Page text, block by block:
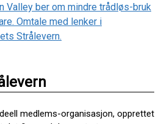
Valley ber om mindre trådløs-bruk
Omtale med lenker i
Strålevern.
medlems-organisasjon, opprettet